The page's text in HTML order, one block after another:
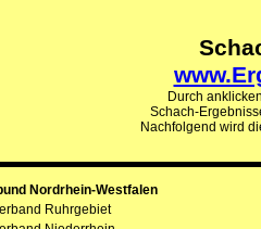
Durch
Schach-
Nachfolgend wird
Nordrhein-Westfalen
Ruhrgebiet